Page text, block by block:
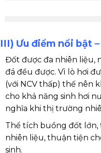
Ưu điểm nổi bật
Đốt được đa nhiên liệu,
đá đều được. Vì lò hơi
(với NCV thấp) thế nên
cho khả năng sinh hơi
nghĩa khi thị trường
Thể tích buồng đốt
nhiên liệu, thuận tiện
sinh.